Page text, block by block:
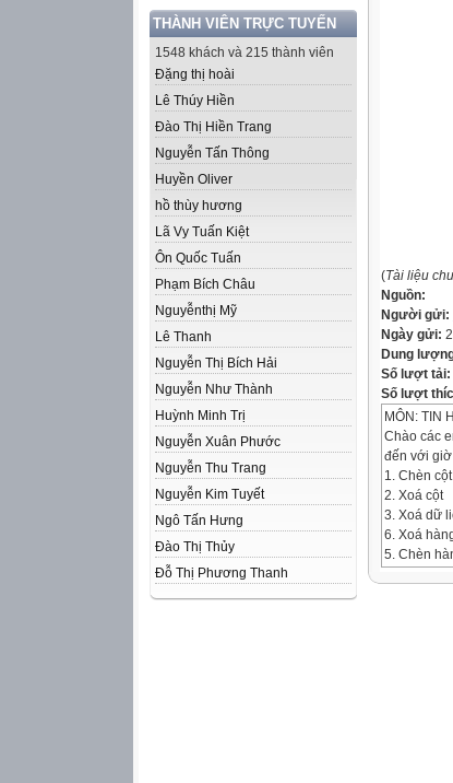
THÀNH VIÊN TRỰC TUYẾN
1548 khách và 215 thành viên
Đặng thị hoài
Lê Thúy Hiền
Đào Thị Hiền Trang
Nguyễn Tấn Thông
Huyền Oliver
hồ thùy hương
Lã Vy Tuấn Kiệt
Ôn Quốc Tuấn
Phạm Bích Châu
Nguyễnthị Mỹ
Lê Thanh
Nguyễn Thị Bích Hải
Nguyễn Như Thành
Huỳnh Minh Trị
Nguyễn Xuân Phước
Nguyễn Thu Trang
Nguyễn Kim Tuyết
Ngô Tấn Hưng
Đào Thị Thủy
Đỗ Thị Phương Thanh
(Tài liệu
Nguồn:
Người gửi:
Ngày gửi:
Dung
Số lượt tải:
Số lượt
MÔN: TIN
Chào các
đến với
1. Chèn cột
2. Xoá cột
3. Xoá dữ
6. Xoá
5. Chèn